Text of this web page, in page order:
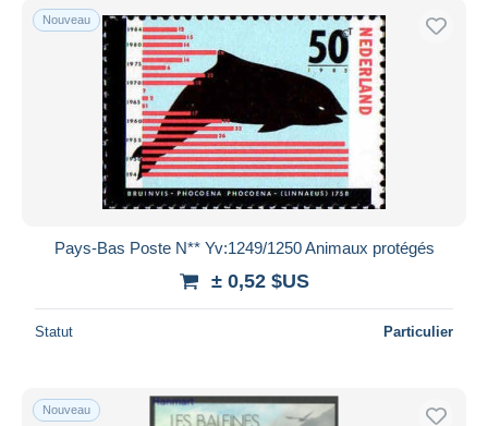
Nouveau
Pays-Bas Poste N** Yv:1249/1250 Animaux protégés
± 0,52 $US
Statut Particulier
Nouveau